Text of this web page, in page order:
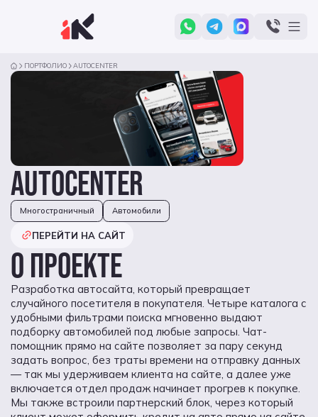
ПОРТФОЛИО AUTOCENTER
AUTOCENTER
Многостраничный Автомобили
ПЕРЕЙТИ НА САЙТ
О ПРОЕКТЕ
Разработка автосайта, который превращает
случайного посетителя в покупателя. Четыре каталога с
удобными фильтрами поиска мгновенно выдают
подборку автомобилей под любые запросы. Чат-
помощник прямо на сайте позволяет за пару секунд
задать вопрос, без траты времени на отправку данных
— так мы удерживаем клиента на сайте, а далее уже
включается отдел продаж начинает прогрев к покупке.
Мы также встроили партнерский блок, через который